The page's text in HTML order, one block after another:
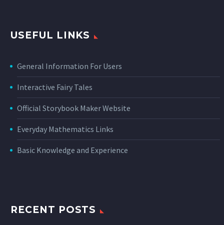
USEFUL LINKS
General Information For Users
Interactive Fairy Tales
Official Storybook Maker Website
Everyday Mathematics Links
Basic Knowledge and Experience
RECENT POSTS